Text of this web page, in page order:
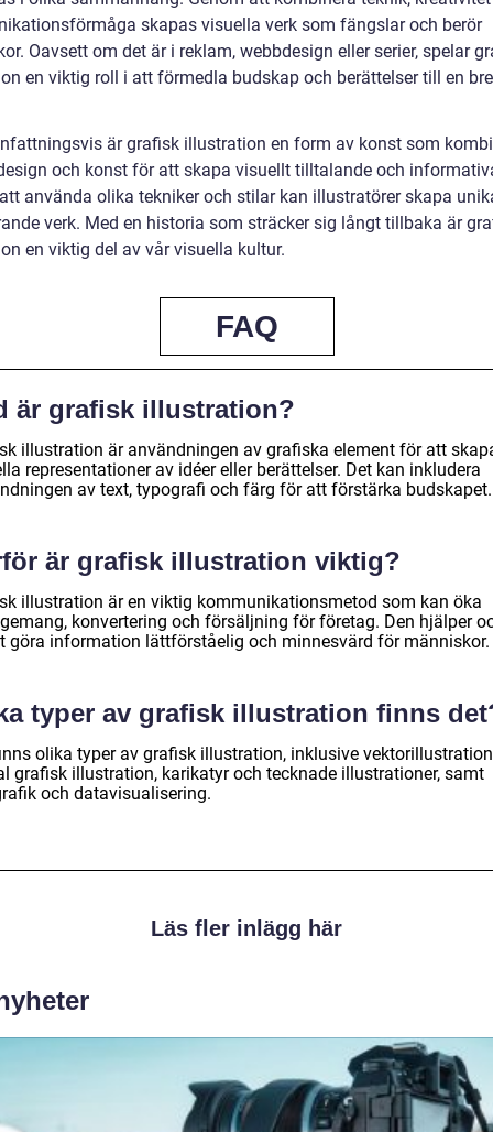
skapas visuella verk som fängslar och berör
Oavsett om det är i reklam, webbdesign eller serier, spelar
en viktig roll i att förmedla budskap och berättelser till en
är grafisk illustration en form av konst som
och konst för att skapa visuellt tilltalande och
använda olika tekniker och stilar kan illustratörer skapa
verk. Med en historia som sträcker sig långt tillbaka är
en viktig del av vår visuella kultur.
FAQ
är grafisk illustration?
illustration är användningen av grafiska element för att
representationer av idéer eller berättelser. Det kan inkludera
av text, typografi och färg för att förstärka budskapet.
är grafisk illustration viktig?
illustration är en viktig kommunikationsmetod som kan öka
konvertering och försäljning för företag. Den hjälper
göra information lättförståelig och minnesvärd för människor.
typer av grafisk illustration finns
olika typer av grafisk illustration, inklusive
grafisk illustration, karikatyr och tecknade illustrationer, samt
och datavisualisering.
Läs fler inlägg här